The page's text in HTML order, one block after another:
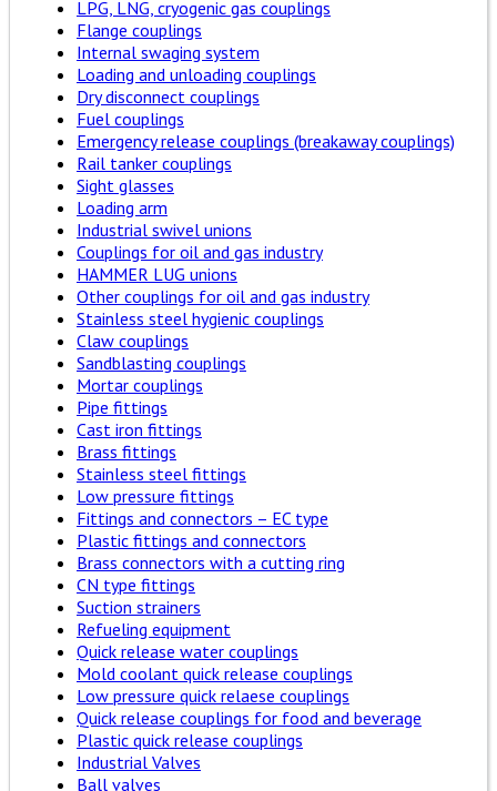
LPG, LNG, cryogenic gas couplings
Flange couplings
Internal swaging system
Loading and unloading couplings
Dry disconnect couplings
Fuel couplings
Emergency release couplings (breakaway couplings)
Rail tanker couplings
Sight glasses
Loading arm
Industrial swivel unions
Couplings for oil and gas industry
HAMMER LUG unions
Other couplings for oil and gas industry
Stainless steel hygienic couplings
Claw couplings
Sandblasting couplings
Mortar couplings
Pipe fittings
Cast iron fittings
Brass fittings
Stainless steel fittings
Low pressure fittings
Fittings and connectors – EC type
Plastic fittings and connectors
Brass connectors with a cutting ring
CN type fittings
Suction strainers
Refueling equipment
Quick release water couplings
Mold coolant quick release couplings
Low pressure quick relaese couplings
Quick release couplings for food and beverage
Plastic quick release couplings
Industrial Valves
Ball valves